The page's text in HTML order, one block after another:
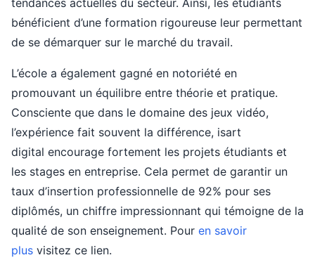
tendances actuelles du secteur. Ainsi, les étudiants
bénéficient d’une formation rigoureuse leur permettant
de se démarquer sur le marché du travail.
L’école a également gagné en notoriété en
promouvant un équilibre entre théorie et pratique.
Consciente que dans le domaine des jeux vidéo,
l’expérience fait souvent la différence, isart
digital encourage fortement les projets étudiants et
les stages en entreprise. Cela permet de garantir un
taux d’insertion professionnelle de 92% pour ses
diplômés, un chiffre impressionnant qui témoigne de la
qualité de son enseignement. Pour en savoir
plus visitez ce lien.